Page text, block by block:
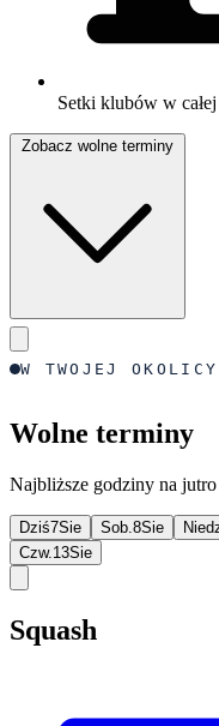
Setki klubów w
W TWOJEJ OKOLICY
Wolne terminy
Najbliższe godziny na jutro
Dziś7Sie Sob. 8Sie
Czw. 13Sie
Squash